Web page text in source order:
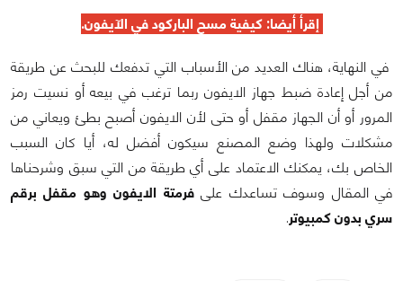
إقرأ أيضا:كيفية مسح الباركود في الآيفون.
في النهاية، هناك العديد من الأسباب التي تدفعك للبحث عن طريقة
من أجل إعادة ضبط جهاز الايفون ربما ترغب في بيعه أو نسيت رمز
المرور أو أن الجهاز مقفل أو حتى لأن الايفون أصبح بطئ ويعاني من
مشكلات ولهذا وضع المصنع سيكون أفضل له، أيا كان السبب
الخاص بك، يمكنك الاعتماد على أي طريقة من التي سبق وشرحناها
في المقال وسوف تساعدك علىفرمتة الايفون وهو مقفل برقم
سري بدون كمبيوتر.